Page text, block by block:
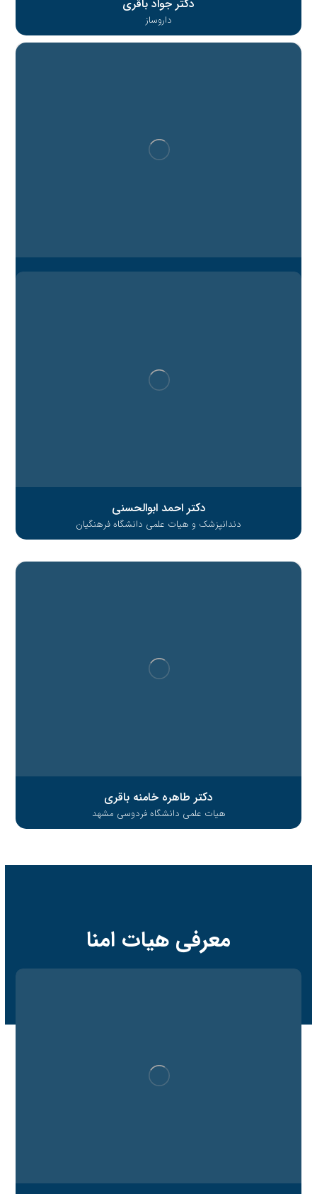
دکتر جواد باقری
داروساز
دکتر احمد ابوالحسنی
دندانپزشک و هیات علمی دانشگاه فرهنگیان
دکتر طاهره خامنه باقری
هیات علمی دانشگاه فردوسی مشهد
معرفی هیات امنا